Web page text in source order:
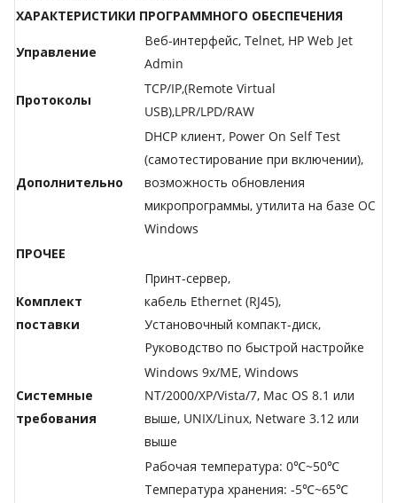
ХАРАКТЕРИСТИКИ ПРОГРАММНОГО ОБЕСПЕЧЕНИЯ
Управление
Веб-интерфейс, Telnet, HP Web Jet
Admin
Протоколы
TCP/IP,(Remote Virtual
USB),LPR/LPD/RAW
Дополнительно
DHCP клиент, Power On Self Test
(самотестирование при включении),
возможность обновления
микропрограммы, утилита на базе ОС
Windows
ПРОЧЕЕ
Комплект
поставки
Принт-сервер,
кабель Ethernet (RJ45),
Установочный компакт-диск,
Руководство по быстрой настройке
Системные
требования
Windows 9x/ME, Windows
NT/2000/XP/Vista/7, Mac OS 8.1 или
выше, UNIX/Linux, Netware 3.12 или
выше
Рабочая температура: 0℃~50℃
Температура хранения: -5℃~65℃